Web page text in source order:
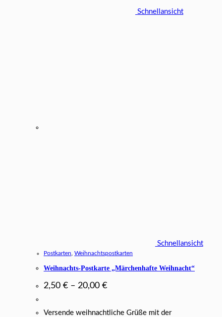
Schnellansicht
Schnellansicht
Postkarten Weihnachtspostkarten
Weihnachts-Postkarte „Märchenhafte Weihnacht“
2,50 € – 20,00 €
Versende weihnachtliche Grüße mit der